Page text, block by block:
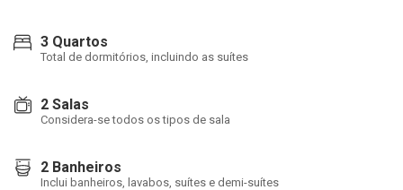
3 Quartos
Total de dormitórios, incluindo as suítes
2 Salas
Considera-se todos os tipos de sala
2 Banheiros
Inclui banheiros, lavabos, suítes e demi-suítes